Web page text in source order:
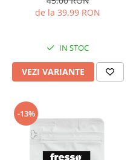
de la 39,99 RON
IN STOC
VEZI VARIANTE
-13%